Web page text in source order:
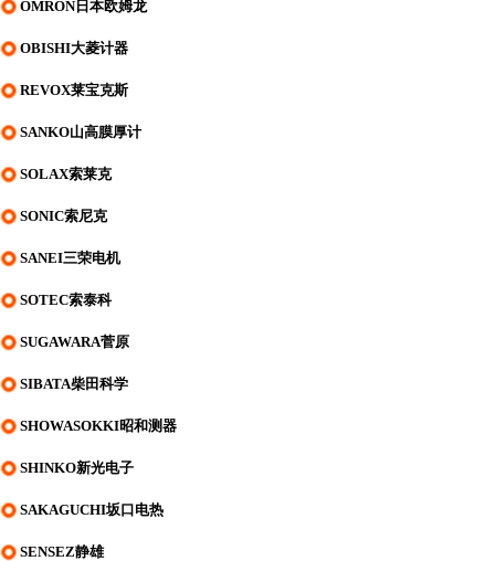
OMRON日本欧姆龙
OBISHI大菱计器
REVOX莱宝克斯
SANKO山高膜厚计
SOLAX索莱克
SONIC索尼克
SANEI三荣电机
SOTEC索泰科
SUGAWARA菅原
SIBATA柴田科学
SHOWASOKKI昭和测器
SHINKO新光电子
SAKAGUCHI坂口电热
SENSEZ静雄